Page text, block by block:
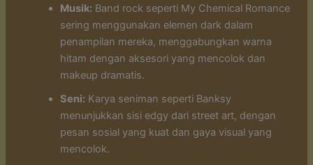
Musik: Band rock seperti My Chemical Romance
sering menggunakan elemen dark dalam
penampilan mereka, menggabungkan warna
hitam dengan aksesori yang mencolok dan
makeup dramatis.
Seni: Karya seniman seperti Banksy
menunjukkan sisi edgy dari street art, dengan
pesan sosial yang kuat dan gaya visual yang
mencolok.